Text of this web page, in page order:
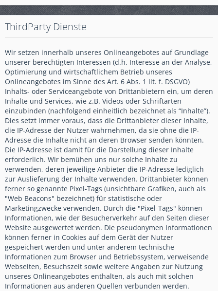
ThirdParty Dienste
Wir setzen innerhalb unseres Onlineangebotes auf Grundlage
unserer berechtigten Interessen (d.h. Interesse an der Analyse,
Optimierung und wirtschaftlichem Betrieb unseres
Onlineangebotes im Sinne des Art. 6 Abs. 1 lit. f. DSGVO)
Inhalts- oder Serviceangebote von Drittanbietern ein, um deren
Inhalte und Services, wie z.B. Videos oder Schriftarten
einzubinden (nachfolgend einheitlich bezeichnet als “Inhalte”).
Dies setzt immer voraus, dass die Drittanbieter dieser Inhalte,
die IP-Adresse der Nutzer wahrnehmen, da sie ohne die IP-
Adresse die Inhalte nicht an deren Browser senden könnten.
Die IP-Adresse ist damit für die Darstellung dieser Inhalte
erforderlich. Wir bemühen uns nur solche Inhalte zu
verwenden, deren jeweilige Anbieter die IP-Adresse lediglich
zur Auslieferung der Inhalte verwenden. Drittanbieter können
ferner so genannte Pixel-Tags (unsichtbare Grafiken, auch als
"Web Beacons" bezeichnet) für statistische oder
Marketingzwecke verwenden. Durch die "Pixel-Tags" können
Informationen, wie der Besucherverkehr auf den Seiten dieser
Website ausgewertet werden. Die pseudonymen Informationen
können ferner in Cookies auf dem Gerät der Nutzer
gespeichert werden und unter anderem technische
Informationen zum Browser und Betriebssystem, verweisende
Webseiten, Besuchszeit sowie weitere Angaben zur Nutzung
unseres Onlineangebotes enthalten, als auch mit solchen
Informationen aus anderen Quellen verbunden werden.